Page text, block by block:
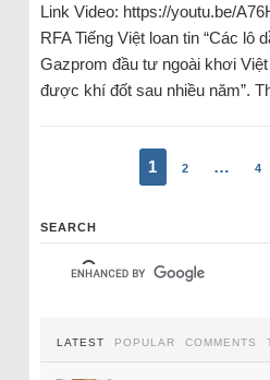
Link Video: https://youtu.be/
RFA Tiếng Việt loan tin “Các lô
Gazprom đầu tư ngoài khơi
được khí đốt sau nhiều năm”.
1 2 … 4
SEARCH
LATEST POPULAR COMMENTS